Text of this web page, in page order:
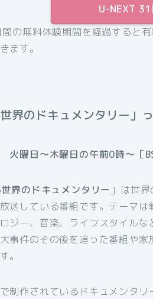
U-NEXT
の無料体験期間を経過すると
ます。
世界のドキュメンタリー」
火曜日～木曜日の午前0時～［
世界のドキュメンタリー 」は世
送している番組です。テーマ
ジー、音楽、ライフスタイル
事件のその後を追った番組や
。
制作されているドキュメンタ